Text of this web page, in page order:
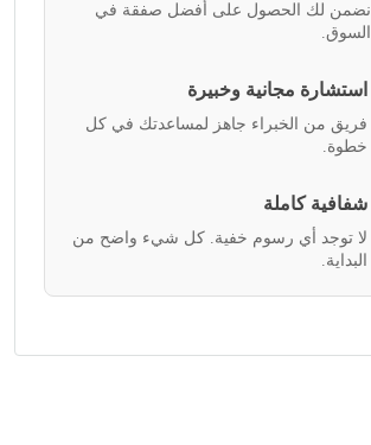
نضمن لك الحصول على أفضل صفقة في
السوق.
استشارة مجانية وخبيرة
فريق من الخبراء جاهز لمساعدتك في كل
خطوة.
شفافية كاملة
لا توجد أي رسوم خفية. كل شيء واضح من
البداية.